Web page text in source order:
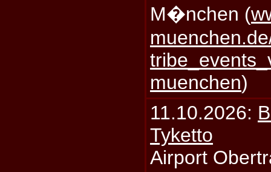
M�nchen (
muenchen)
11.10.2026:
Tyketto
Airport